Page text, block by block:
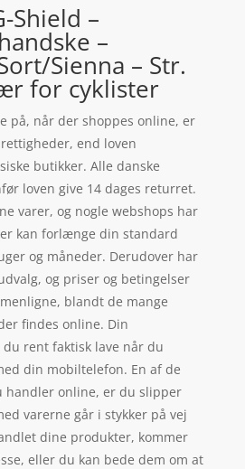
Shield –
–
Sienna – Str.
for cyklister
på, når der shoppes online, er
end loven
butikker. Alle danske
loven give 14 dages returret.
varer, og nogle webshops har
kan forlænge din standard
og måneder. Derudover har
og priser og betingelser
blandt de mange
findes online. Din
rent faktisk lave når du
din mobiltelefon. En af de
handler online, er du slipper
varerne går i stykker på vej
dine produkter, kommer
eller du kan bede dem om at